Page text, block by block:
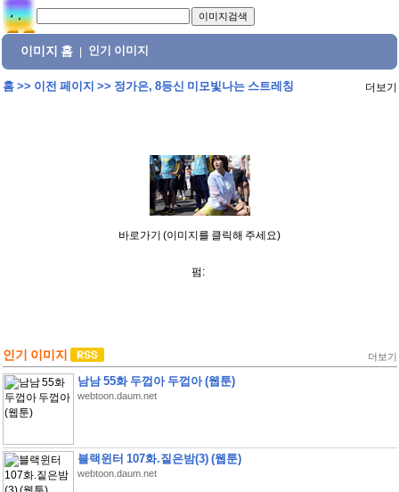
이미지 홈 인기 이미지
홈>> 이전 페이지 >> 정가은, 8등신 미모빛나는 스트레칭 더보기
바로가기 (이미지를 클릭해 주세요)
펌:
인기 이미지 더보기
남남 55화 두껍아 두껍아 (웹툰)
webtoon.daum.net
블랙윈터 107화.짙은밤(3) (웹툰)
webtoon.daum.net